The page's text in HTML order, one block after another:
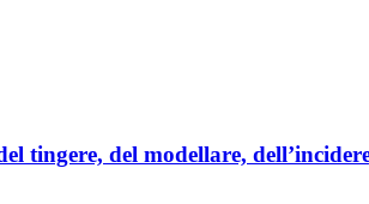
tingere, del modellare,